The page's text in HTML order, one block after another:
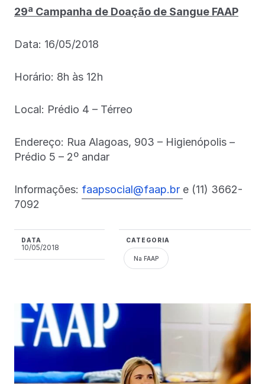
29ª Campanha de Doação de Sangue FAAP
Data: 16/05/2018
Horário: 8h às 12h
Local: Prédio 4 – Térreo
Endereço: Rua Alagoas, 903 – Higienópolis –
Prédio 5 – 2º andar
Informações: faapsocial@faap.br e (11) 3662-
7092
DATA
10/05/2018
CATEGORIA
Na FAAP